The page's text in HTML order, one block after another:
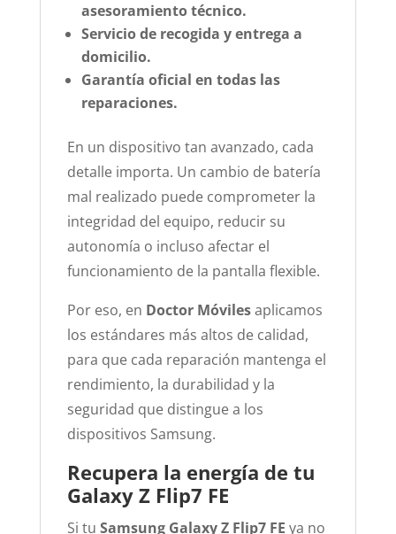
asesoramiento técnico.
Servicio de recogida y entrega a
domicilio.
Garantía oficial en todas las
reparaciones.
En un dispositivo tan avanzado, cada
detalle importa. Un cambio de batería
mal realizado puede comprometer la
integridad del equipo, reducir su
autonomía o incluso afectar el
funcionamiento de la pantalla flexible.
Por eso, en Doctor Móvilesaplicamos
los estándares más altos de calidad,
para que cada reparación mantenga el
rendimiento, la durabilidad y la
seguridad que distingue a los
dispositivos Samsung.
Recupera la energía de tu
Galaxy Z Flip7 FE
Si tu Samsung Galaxy Z Flip7 FE ya no